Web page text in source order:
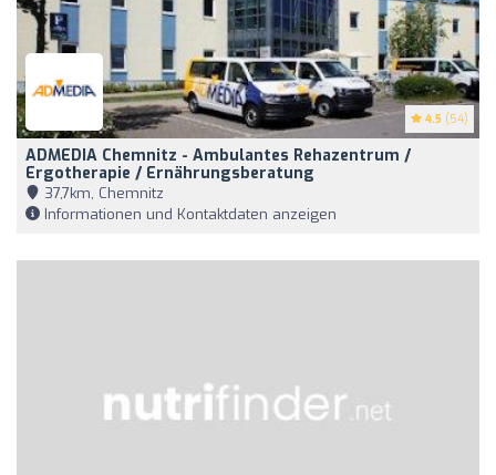
4.5 (54)
ADMEDIA Chemnitz - Ambulantes Rehazentrum /
Ergotherapie / Ernährungsberatung
37,7km, Chemnitz
Informationen und Kontaktdaten anzeigen